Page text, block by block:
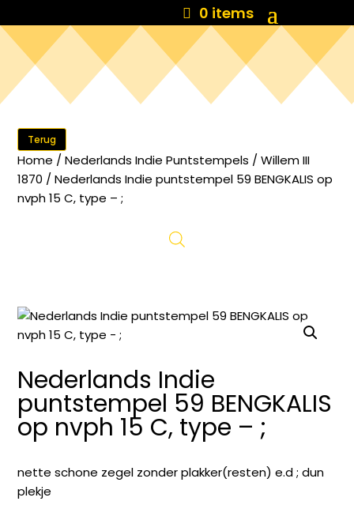
0 items
Terug
Home /Nederlands Indie Puntstempels /Willem III
1870 / Nederlands Indie puntstempel 59 BENGKALIS op
nvph 15 C, type – ;
Nederlands Indie
puntstempel 59 BENGKALIS
op nvph 15 C, type – ;
nette schone zegel zonder plakker(resten) e.d ; dun
plekje